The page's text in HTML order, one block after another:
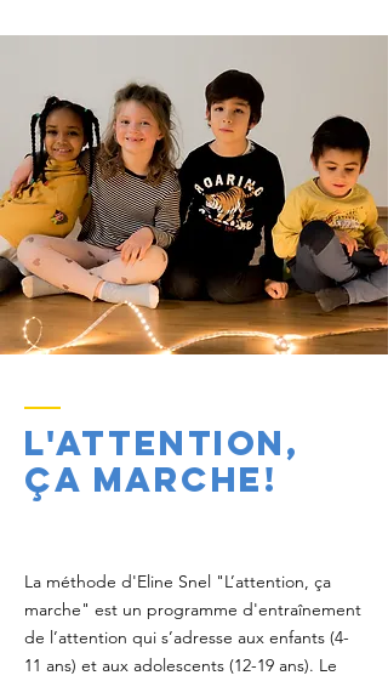
L'attention,
ça marche!
La méthode d'Eline Snel "L’attention, ça
marche" est un programme d'entraînement
de l’attention qui s’adresse aux enfants (4-
11 ans) et aux adolescents (12-19 ans). Le